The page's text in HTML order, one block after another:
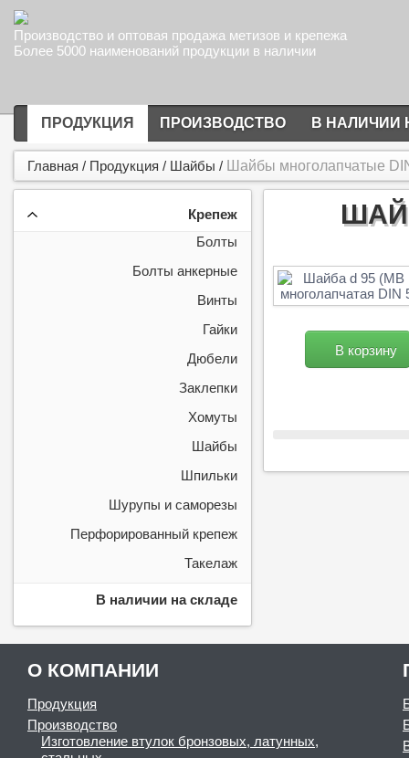
Производство и оптовая продажа метизов и крепежа
Более 5000 наименований продукции в наличии
ПРОДУКЦИЯ ПРОИЗВОДСТВО В НАЛИЧИИ
Главная / Продукция / Шайбы / Шайбы многолапчатые
Крепеж
Болты
Болты анкерные
Винты
Гайки
Дюбели
Заклепки
Хомуты
Шайбы
Шпильки
Шурупы и саморезы
Перфорированный крепеж
Такелаж
В наличии на складе
В корзину
О КОМПАНИИ
Продукция
Производство
Изготовление втулок бронзовых, латунных,